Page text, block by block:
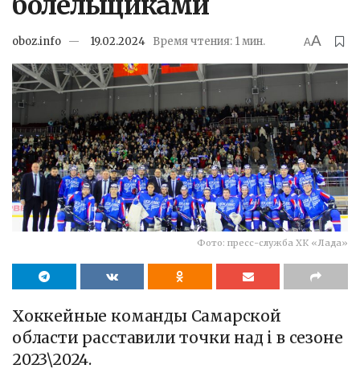
oboz.info 19.02.2024 Время чтения: 1 мин. AA
Фото: пресс-служба ХК «Лада»
Хоккейные команды Самарской
области расставили точки над i в сезоне
2023\2024.